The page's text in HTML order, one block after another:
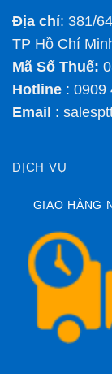
Địa chỉ: 381/
TP Hồ Chí
Mã Số Thuế:
Hotline : 0909
Email :
DỊCH VỤ
GIAO HÀNG